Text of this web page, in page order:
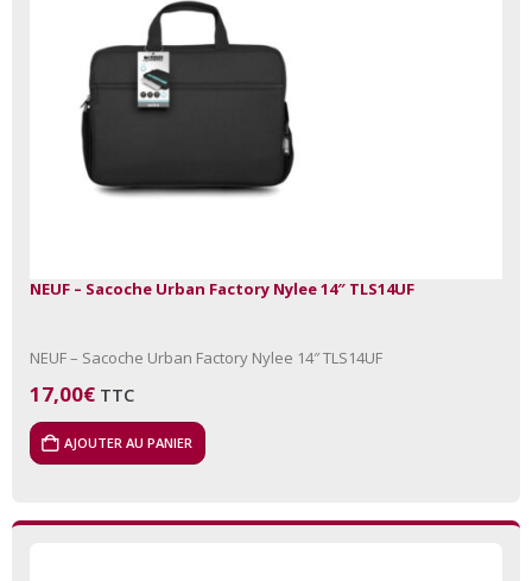
NEUF – Sacoche Urban Factory Nylee 14″ TLS14UF
NEUF – Sacoche Urban Factory Nylee 14″ TLS14UF
17,00€ TTC
AJOUTER AU PANIER